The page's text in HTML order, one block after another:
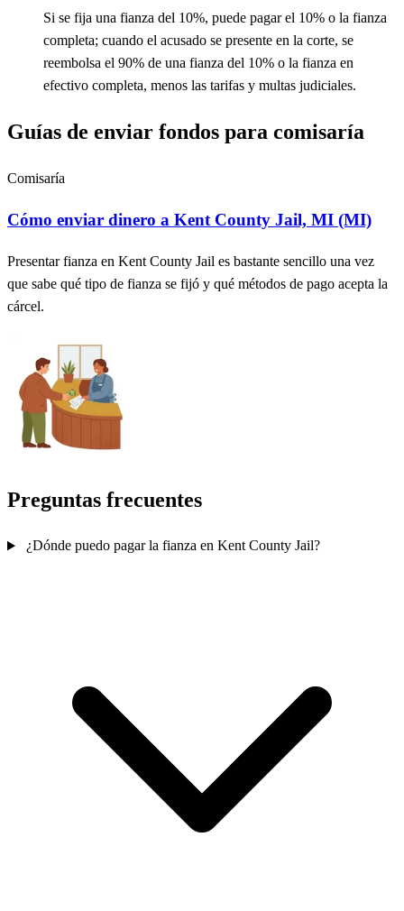
Si se fija una fianza del 10%, puede pagar el 10% o la fianza
completa; cuando el acusado se presente en la corte, se
reembolsa el 90% de una fianza del 10% o la fianza en
efectivo completa, menos las tarifas y multas judiciales.
Guías de enviar fondos para comisaría
Comisaría
Cómo enviar dinero a Kent County Jail, MI (MI)
Presentar fianza en Kent County Jail es bastante sencillo una vez
que sabe qué tipo de fianza se fijó y qué métodos de pago acepta la
cárcel.
Preguntas frecuentes
¿Dónde puedo pagar la fianza en Kent County Jail?